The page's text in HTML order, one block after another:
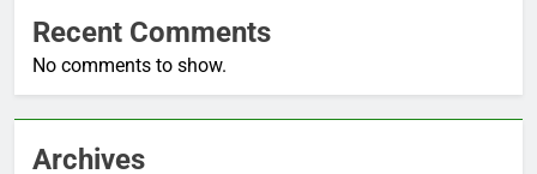
Recent Comments
No comments to show.
Archives